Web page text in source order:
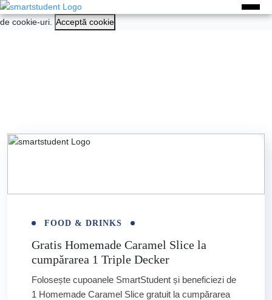
Experiența ta pe acest site va fi îmbunătățită dacă acceptați folosirea
de cookie-uri.
Acceptă cookie
FOOD & DRINKS
Gratis Homemade Caramel Slice la
cumpărarea 1 Triple Decker
Folosește cupoanele SmartStudent și beneficiezi de
1 Homemade Caramel Slice gratuit la cumpărarea